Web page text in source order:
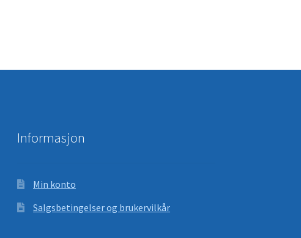
Informasjon
Min konto
Salgsbetingelser og brukervilkår